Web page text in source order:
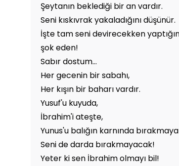
Şeytanın beklediği bir an vardır.
Seni kıskıvrak yakaladığını düşünür.
İşte tam seni devirecekken
şok eden!
Sabır dostum...
Her gecenin bir sabahı,
Her kışın bir baharı vardır.
Yusuf'u kuyuda,
İbrahim'i ateşte,
Yunus'u balığın karnında
Seni de darda bırakmayacak!
Yeter ki sen İbrahim olmayı bil!